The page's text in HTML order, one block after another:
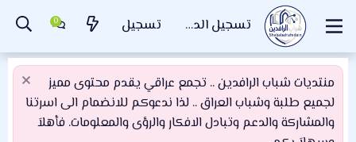
تسجيل الدخول تسجيل
منتديات شباب الرافدين .. تجمع عراقي يقدم محتوى مميز
لجميع طلبة وشباب العراق .. لذا ندعوكم للانضمام الى اسرتنا
والمشاركة والدعم وتبادل الافكار والرؤى والمعلومات. فأهلاَ